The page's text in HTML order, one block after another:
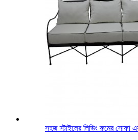
সহজ স্টাইলের লিভিং রুমের সোফা